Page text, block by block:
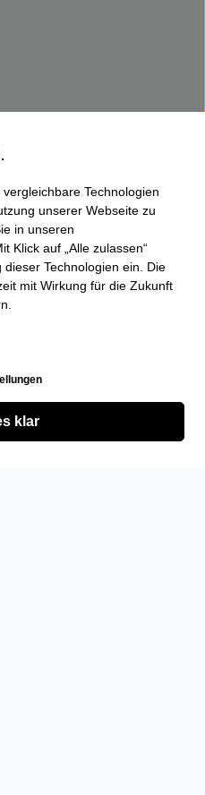
Technologien
unserer Webseite zu
in unseren
Klick auf „Alle zulassen“
Technologien ein. Die
mit Wirkung für die Zukunft
klar